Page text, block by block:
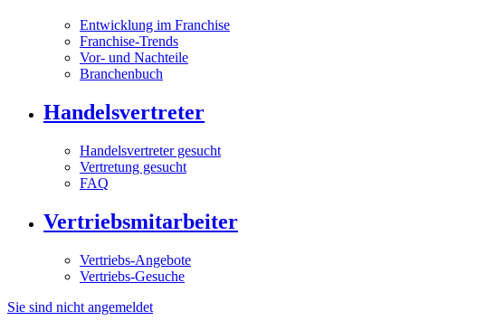
Entwicklung im Franchise
Franchise-Trends
Vor- und Nachteile
Branchenbuch
Handelsvertreter
Handelsvertreter gesucht
Vertretung gesucht
FAQ
Vertriebsmitarbeiter
Vertriebs-Angebote
Vertriebs-Gesuche
Sie sind nicht angemeldet